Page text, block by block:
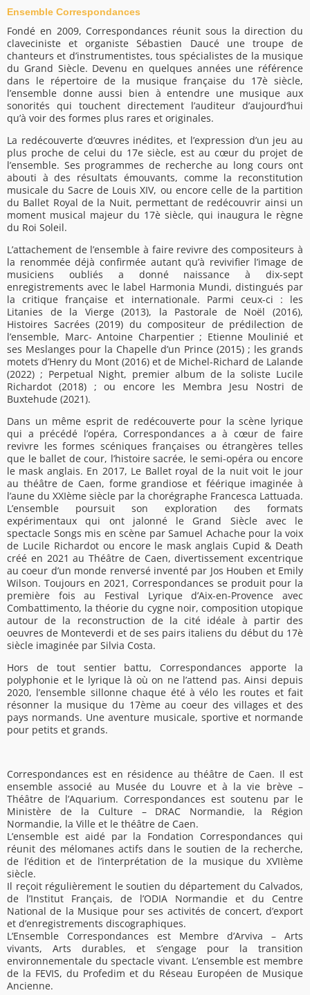
Ensemble Correspondances
Fondé en 2009, Correspondances réunit sous la direction du
claveciniste et organiste Sébastien Daucé une troupe de
chanteurs et d’instrumentistes, tous spécialistes de la musique
du Grand Siècle. Devenu en quelques années une référence
dans le répertoire de la musique française du 17è siècle,
l’ensemble donne aussi bien à entendre une musique aux
sonorités qui touchent directement l’auditeur d’aujourd’hui
qu’à voir des formes plus rares et originales.
La redécouverte d’œuvres inédites, et l’expression d’un jeu au
plus proche de celui du 17e siècle, est au cœur du projet de
l’ensemble. Ses programmes de recherche au long cours ont
abouti à des résultats émouvants, comme la reconstitution
musicale du Sacre de Louis XIV, ou encore celle de la partition
du Ballet Royal de la Nuit, permettant de redécouvrir ainsi un
moment musical majeur du 17è siècle, qui inaugura le règne
du Roi Soleil.
L’attachement de l’ensemble à faire revivre des compositeurs à
la renommée déjà confirmée autant qu’à revivifier l’image de
musiciens oubliés a donné naissance à dix-sept
enregistrements avec le label Harmonia Mundi, distingués par
la critique française et internationale. Parmi ceux-ci : les
Litanies de la Vierge (2013), la Pastorale de Noël (2016),
Histoires Sacrées (2019) du compositeur de prédilection de
l’ensemble, Marc- Antoine Charpentier ; Etienne Moulinié et
ses Meslanges pour la Chapelle d’un Prince (2015) ; les grands
motets d’Henry du Mont (2016) et de Michel-Richard de Lalande
(2022) ; Perpetual Night, premier album de la soliste Lucile
Richardot (2018) ; ou encore les Membra Jesu Nostri de
Buxtehude (2021).
Dans un même esprit de redécouverte pour la scène lyrique
qui a précédé l’opéra, Correspondances a à cœur de faire
revivre les formes scéniques françaises ou étrangères telles
que le ballet de cour, l’histoire sacrée, le semi-opéra ou encore
le mask anglais. En 2017, Le Ballet royal de la nuit voit le jour
au théâtre de Caen, forme grandiose et féérique imaginée à
l’aune du XXIème siècle par la chorégraphe Francesca Lattuada.
L’ensemble poursuit son exploration des formats
expérimentaux qui ont jalonné le Grand Siècle avec le
spectacle Songs mis en scène par Samuel Achache pour la voix
de Lucile Richardot ou encore le mask anglais Cupid & Death
créé en 2021 au Théâtre de Caen, divertissement excentrique
au coeur d’un monde renversé inventé par Jos Houben et Emily
Wilson. Toujours en 2021, Correspondances se produit pour la
première fois au Festival Lyrique d’Aix-en-Provence avec
Combattimento, la théorie du cygne noir, composition utopique
autour de la reconstruction de la cité idéale à partir des
oeuvres de Monteverdi et de ses pairs italiens du début du 17è
siècle imaginée par Silvia Costa.
Hors de tout sentier battu, Correspondances apporte la
polyphonie et le lyrique là où on ne l’attend pas. Ainsi depuis
2020, l’ensemble sillonne chaque été à vélo les routes et fait
résonner la musique du 17ème au coeur des villages et des
pays normands. Une aventure musicale, sportive et normande
pour petits et grands.
Correspondances est en résidence au théâtre de Caen. Il est
ensemble associé au Musée du Louvre et à la vie brève –
Théâtre de l’Aquarium. Correspondances est soutenu par le
Ministère de la Culture – DRAC Normandie, la Région
Normandie, la Ville et le théâtre de Caen.
L’ensemble est aidé par la Fondation Correspondances qui
réunit des mélomanes actifs dans le soutien de la recherche,
de l’édition et de l’interprétation de la musique du XVIIème
siècle.
Il reçoit régulièrement le soutien du département du Calvados,
de l’Institut Français, de l’ODIA Normandie et du Centre
National de la Musique pour ses activités de concert, d’export
et d’enregistrements discographiques.
L’Ensemble Correspondances est Membre d’Arviva – Arts
vivants, Arts durables, et s’engage pour la transition
environnementale du spectacle vivant. L’ensemble est membre
de la FEVIS, du Profedim et du Réseau Européen de Musique
Ancienne.